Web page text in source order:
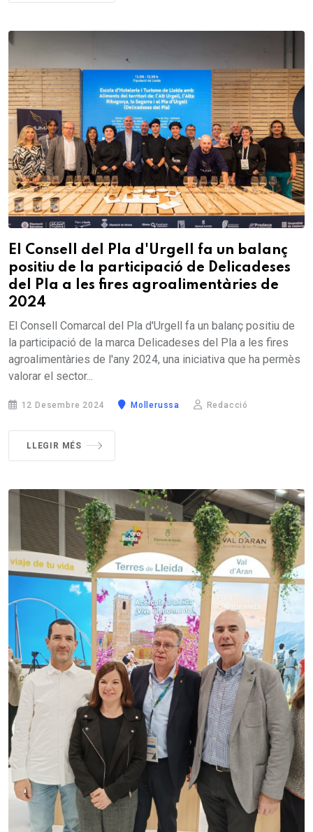
El Consell del Pla d'Urgell fa un balanç
positiu de la participació de Delicadeses
del Pla a les fires agroalimentàries de
2024
El Consell Comarcal del Pla d'Urgell fa un balanç positiu de
la participació de la marca Delicadeses del Pla a les fires
agroalimentàries de l'any 2024, una iniciativa que ha permès
valorar el sector...
12 Desembre 2024 Mollerussa Redacció
LLEGIR MÉS